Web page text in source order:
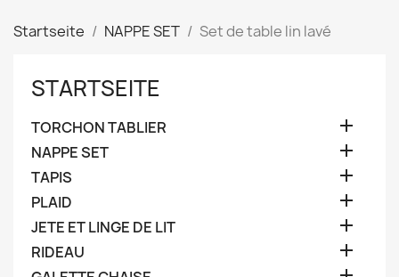
Startseite NAPPE SET Set de table lin lavé
STARTSEITE
TORCHON TABLIER 
NAPPE SET 
TAPIS 
PLAID 
JETE ET LINGE DE LIT 
RIDEAU 